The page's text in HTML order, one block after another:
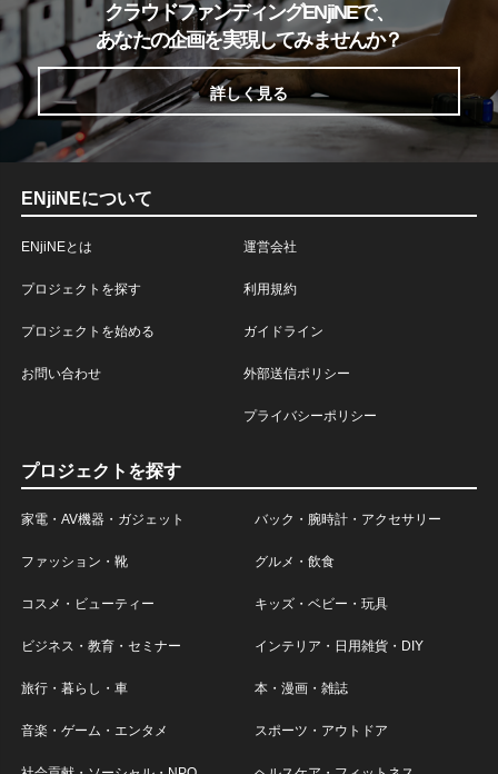
クラウドファンディングENjiNEで、
あなたの企画を実現してみませんか？
詳しく見る
ENjiNEについて
ENjiNEとは
プロジェクトを探す
プロジェクトを始める
お問い合わせ
運営会社
利用規約
ガイドライン
外部送信ポリシー
プライバシーポリシー
プロジェクトを探す
家電・AV機器・ガジェット バック・腕時計・アクセサリー
ファッション・靴 グルメ・飲食
コスメ・ビューティー キッズ・ベビー・玩具
ビジネス・教育・セミナー インテリア・日用雑貨・DIY
旅行・暮らし・車 本・漫画・雑誌
音楽・ゲーム・エンタメ スポーツ・アウトドア